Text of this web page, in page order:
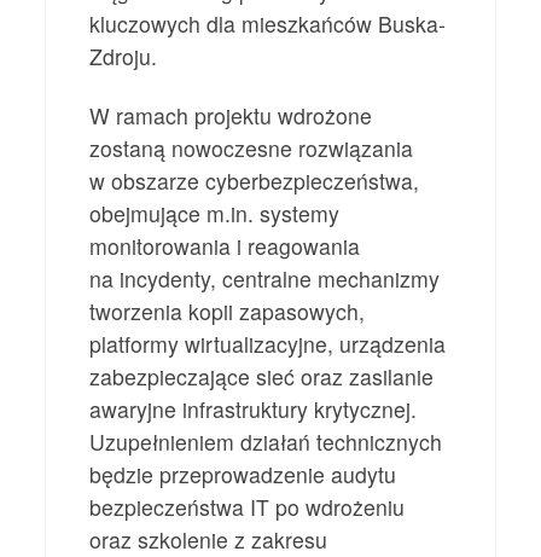
kluczowych dla mieszkańców Buska-
Zdroju.
W ramach projektu wdrożone
zostaną nowoczesne rozwiązania
w obszarze cyberbezpieczeństwa,
obejmujące m.in. systemy
monitorowania i reagowania
na incydenty, centralne mechanizmy
tworzenia kopii zapasowych,
platformy wirtualizacyjne, urządzenia
zabezpieczające sieć oraz zasilanie
awaryjne infrastruktury krytycznej.
Uzupełnieniem działań technicznych
będzie przeprowadzenie audytu
bezpieczeństwa IT po wdrożeniu
oraz szkolenie z zakresu